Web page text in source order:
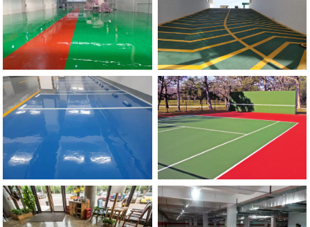
动
滑
郑
州
市
政
委
停
车
场
防
坡 河南硅PU球场地坪
环氧复古地坪 郑
州
环
氧
自
流
平
地